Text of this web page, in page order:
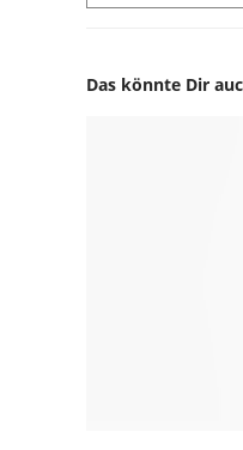
Das könnte Dir